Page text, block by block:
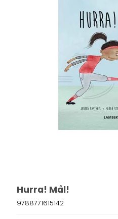
Hurra! Mål!
9788771615142